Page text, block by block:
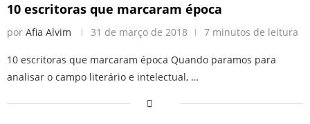
10 escritoras que marcaram época
por Afia Alvim 31 de março de 2018 7 minutos de leitura
10 escritoras que marcaram época Quando paramos para
analisar o campo literário e intelectual, …